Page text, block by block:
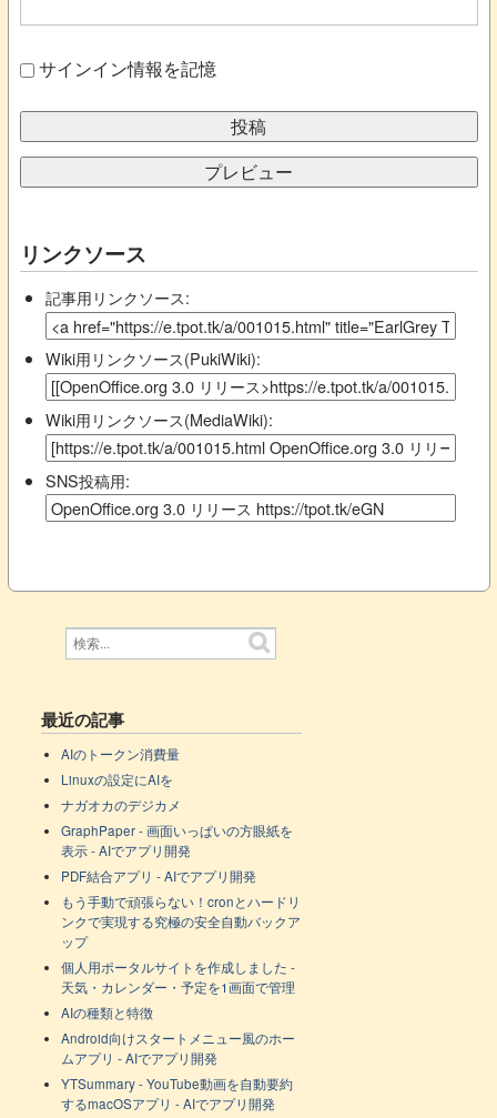
サインイン情報を記憶
リンクソース
記事用リンクソース:
Wiki用リンクソース(PukiWiki):
Wiki用リンクソース(MediaWiki):
SNS投稿用:
最近の記事
AIのトークン消費量
Linuxの設定にAIを
ナガオカのデジカメ
GraphPaper - 画面いっぱいの方眼紙を
表示 - AIでアプリ開発
PDF結合アプリ - AIでアプリ開発
もう手動で頑張らない！cronとハードリ
ンクで実現する究極の安全自動バックア
ップ
個人用ポータルサイトを作成しました -
天気・カレンダー・予定を1画面で管理
AIの種類と特徴
Android向けスタートメニュー風のホー
ムアプリ - AIでアプリ開発
YTSummary - YouTube動画を自動要約
するmacOSアプリ - AIでアプリ開発